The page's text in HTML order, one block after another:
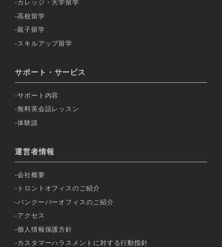
カレッジ・大学留学
高校留学
親子留学
スキルアップ留学
サポート・サービス
サポート内容
無料英会話レッスン
体験談
運営者情報
会社概要
トロントオフィスのご紹介
バンクーバーオフィスのご紹介
アクセス
個人情報保護方針
カスタマーハラスメントに対する行動指針